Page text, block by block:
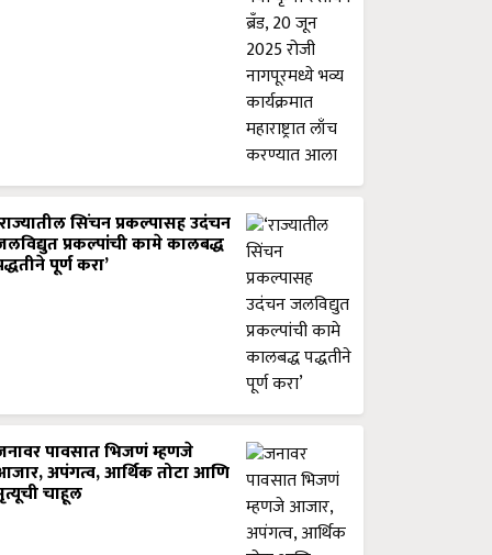
सिंचन प्रकल्पासह उदंचन
प्रकल्पांची कामे कालबद्ध
पूर्ण करा’
पावसात भिजणं म्हणजे
अपंगत्व, आर्थिक तोटा आणि
चाहूल